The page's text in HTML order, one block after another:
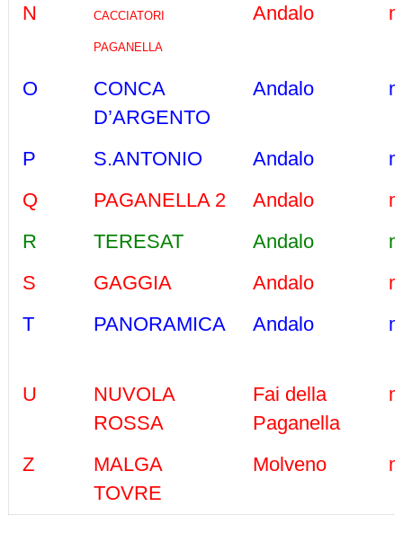
N CACCIATORI
PAGANELLA
Andalo
O
CONCA
D’ARGENTO
Andalo
P S.ANTONIO Andalo
Q
PAGANELLA 2 Andalo
R
TERESAT Andalo
S
GAGGIA Andalo
T
PANORAMICA Andalo
U
NUVOLA
ROSSA
Fai della
Paganella
Z
MALGA
TOVRE
Molveno